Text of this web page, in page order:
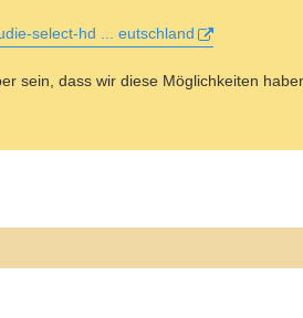
select-hd ... eutschland
sein, dass wir diese Möglichkeiten